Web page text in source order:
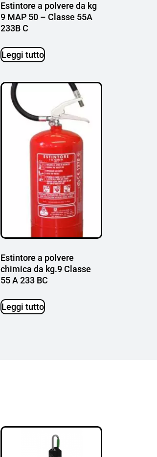
Estintore a polvere da kg
9 MAP 50 – Classe 55A
233B C
Leggi tutto
Estintore a polvere
chimica da kg.9 Classe
55 A 233 BC
Leggi tutto